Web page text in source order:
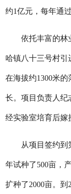
约1亿元，每年通
依托丰富的林业
哈镇八十三号村
在海拔约1300米
长。项目负责人纪
经实验室培育后嫁
从项目签约到第
年试种了500亩，
扩种了2000亩。